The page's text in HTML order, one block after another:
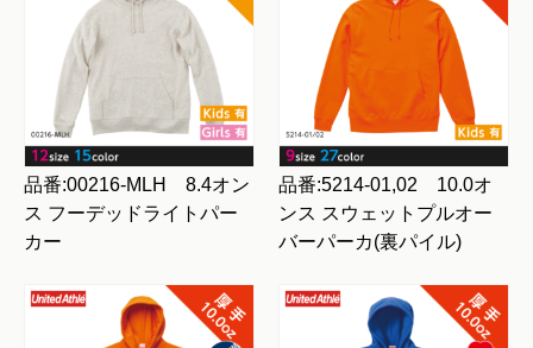
品番:00216-MLH 8.4オン
ス フーデッドライトパー
カー
品番:5214-01,02 10.0オ
ンス スウェットプルオー
バーパーカ(裏パイル)